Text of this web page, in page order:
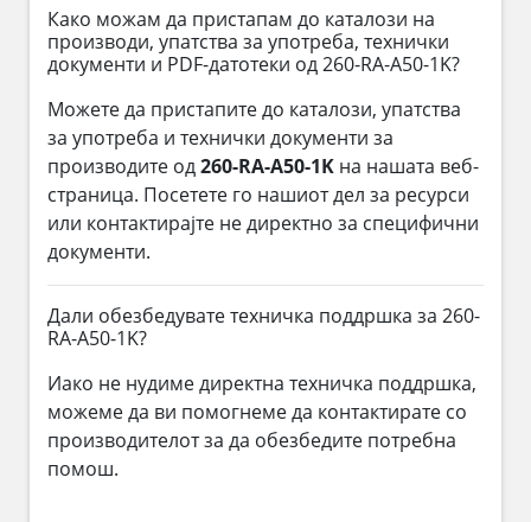
Како можам да пристапам до каталози на
производи, упатства за употреба, технички
документи и PDF-датотеки од 260-RA-A50-1K?
Можете да пристапите до каталози, упатства
за употреба и технички документи за
производите од260-RA-A50-1K на нашата веб-
страница. Посетете го нашиот дел за ресурси
или контактирајте не директно за специфични
документи.
Дали обезбедувате техничка поддршка за 260-
RA-A50-1K?
Иако не нудиме директна техничка поддршка,
можеме да ви помогнеме да контактирате со
производителот за да обезбедите потребна
помош.